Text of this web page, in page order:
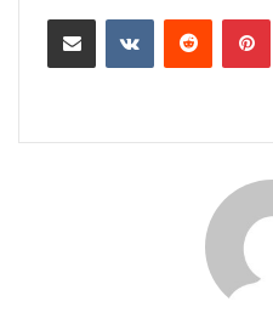
‫پین‌ترست‫رددیت ‫VKontakteاشتراک گذاری از طریق ایمیل